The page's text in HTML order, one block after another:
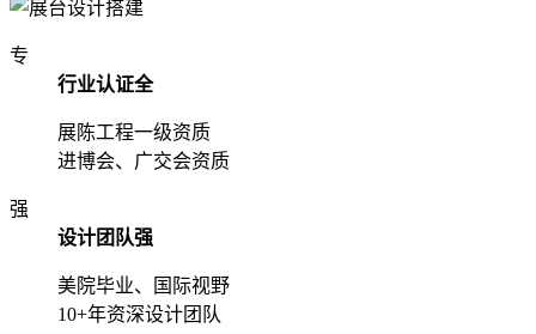
专
行业认证全
展陈工程一级资质
进博会、广交会资质
强
设计团队强
美院毕业、国际视野
10+年资深设计团队